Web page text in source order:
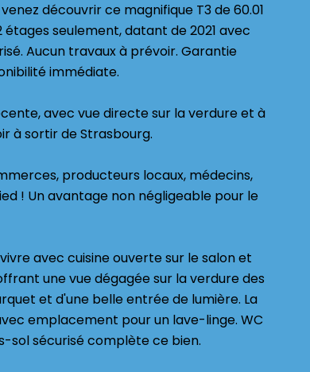
découvrir ce magnifique T3 de 60.01
seulement, datant de 2021 avec
Aucun travaux à prévoir. Garantie
immédiate.
avec vue directe sur la verdure et à
à sortir de Strasbourg.
producteurs locaux, médecins,
! Un avantage non négligeable pour le
avec cuisine ouverte sur le salon et
une vue dégagée sur la verdure des
et d'une belle entrée de lumière. La
emplacement pour un lave-linge. WC
sol sécurisé complète ce bien.